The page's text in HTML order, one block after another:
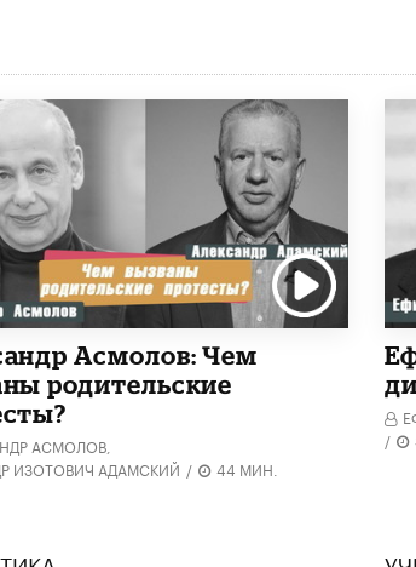
Асмолов: Чем
родительские
АСМОЛОВ,
ИЗОТОВИЧ АДАМСКИЙ / 44 МИН.
/